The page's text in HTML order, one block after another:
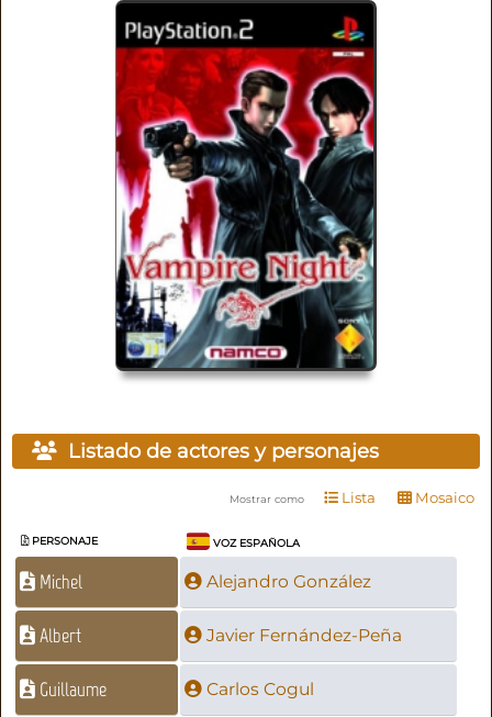
Listado de actores y personajes
Mostrar como Lista Mosaico
PERSONAJE VOZ ESPAÑOLA
Michel Alejandro González
Albert Javier Fernández-Peña
Guillaume Carlos Cogul